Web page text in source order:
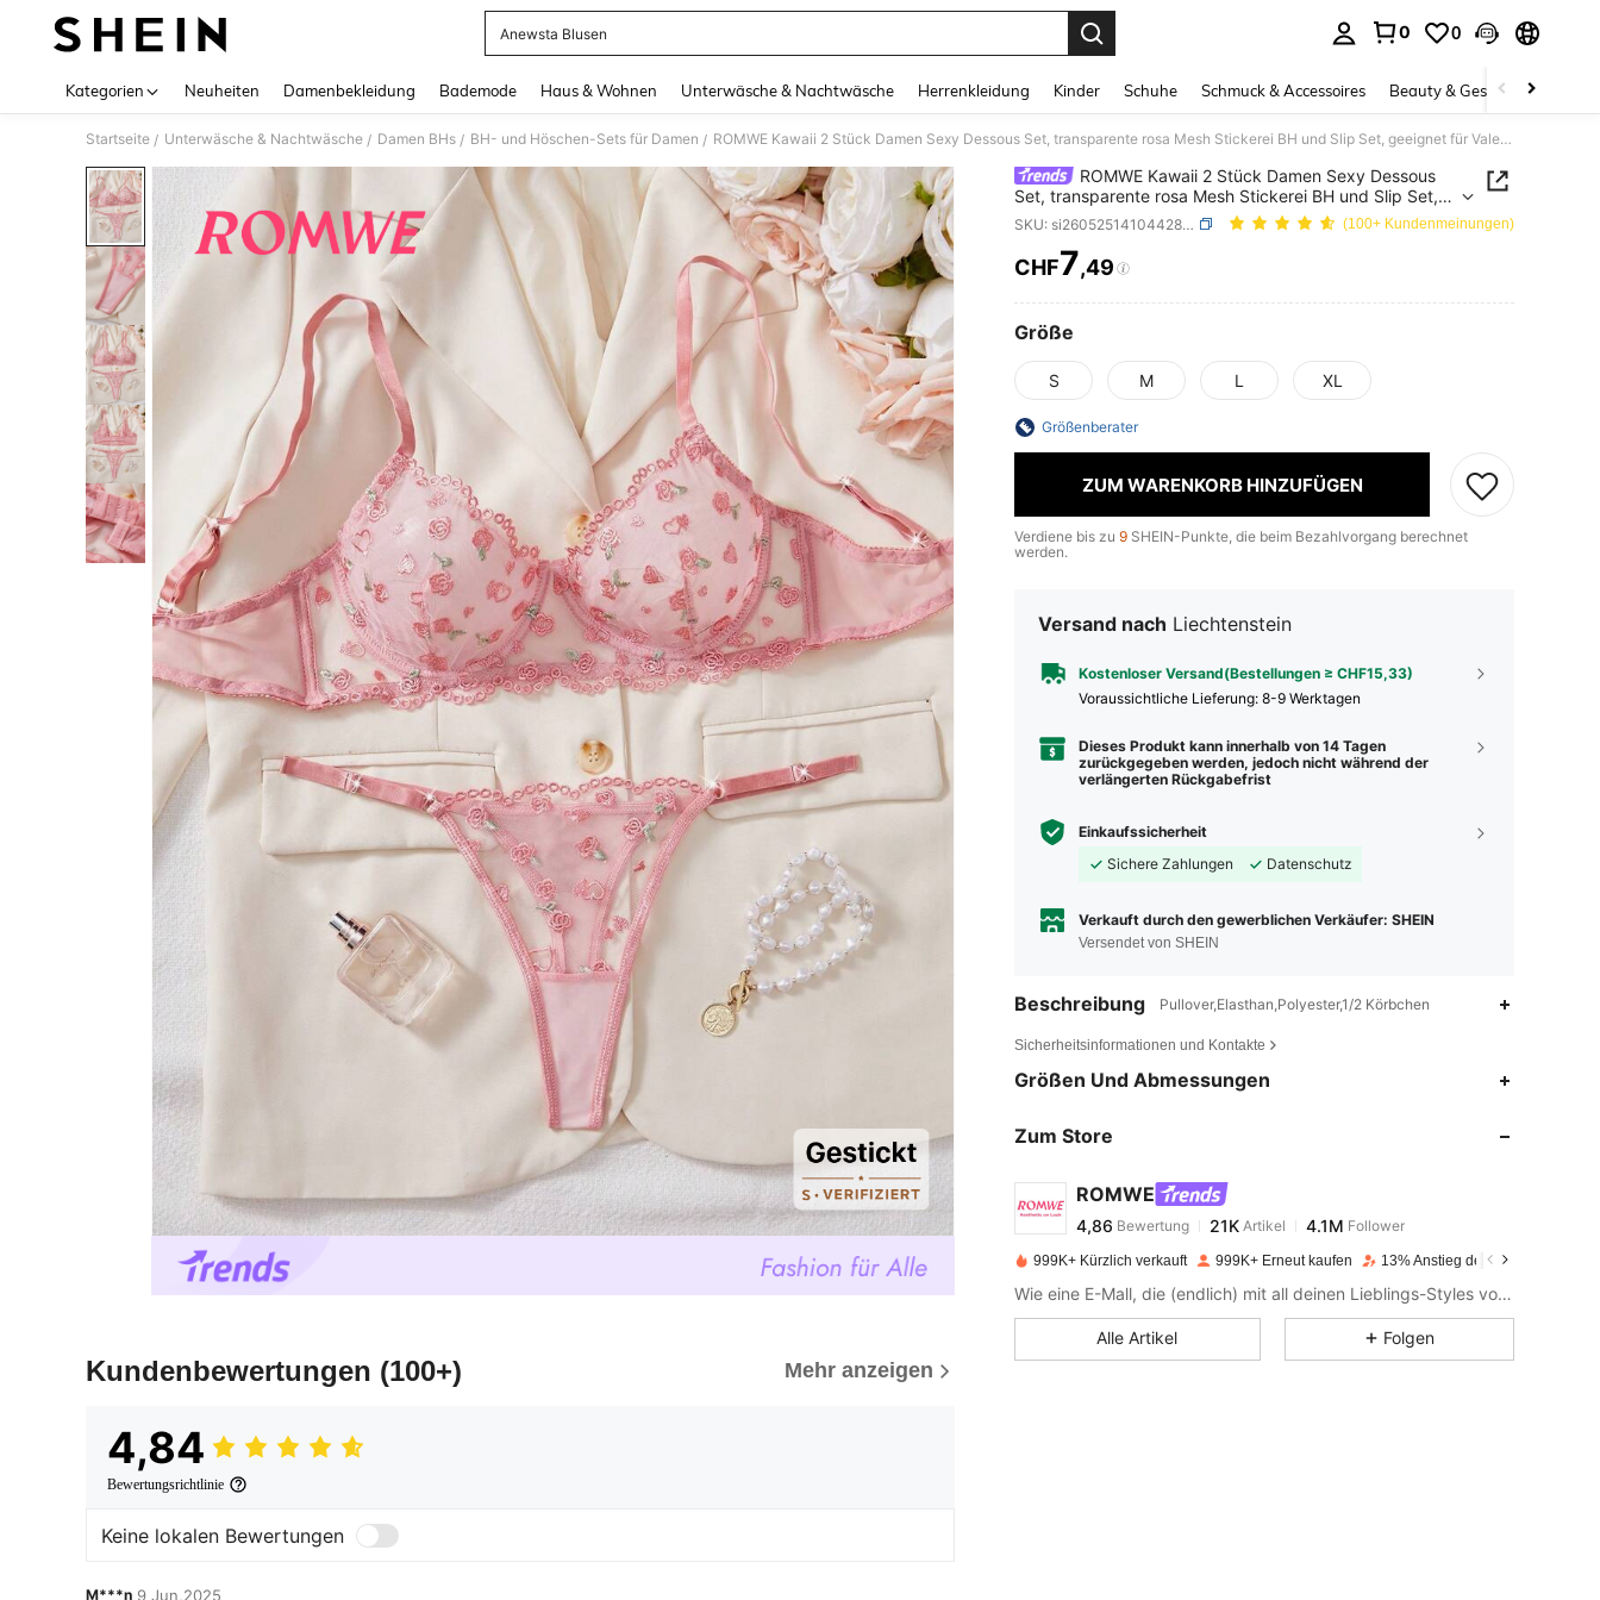
Anewsta Blusen
0 0
Kategorien Neuheiten Damenbekleidung Bademode Haus & Wohnen Unterwäsche & Nachtwäsche Herrenkleidung Kinder Schuhe Schmuck & Accessoires Beauty & Gesundheit
Startseite / Unterwäsche & Nachtwäsche / Damen BHs / BH- und Höschen-Sets für Damen / ROMWE Kawaii 2 Stück Damen Sexy Dessous Set, transparente rosa Mesh Stickerei BH und Slip Set, geeignet für Valentinstag und Dates
Kundenbewertungen (100+) Mehr anzeigen
4,84
Bewertungsrichtlinie
Keine lokalen Bewertungen
M***n 9 Jun,2025
ROMWE Kawaii 2 Stück Damen Sexy Dessous
Set, transparente rosa Mesh Stickerei BH und Slip Set,
geeignet für Valentinstag und Dates
SKU: si260525141044288689666 (100+ Kundenmeinungen)
PRICE AND AVAILABILITY
CHF7,49
Größe
S M L XL
Größenberater
ZUM WARENKORB HINZUFÜGEN
Verdiene bis zu 9 SHEIN-Punkte, die beim Bezahlvorgang berechnet
werden.
Versand nach Liechtenstein
Kostenloser Versand(Bestellungen ≥ CHF15,33)
Voraussichtliche Lieferung: 8-9 Werktagen
Dieses Produkt kann innerhalb von 14 Tagen
zurückgegeben werden, jedoch nicht während der
verlängerten Rückgabefrist
Einkaufssicherheit
Sichere Zahlungen
Datenschutz
Verkauft durch den gewerblichen Verkäufer: SHEIN
Versendet von SHEIN
Beschreibung Pullover,Elasthan,Polyester,1/2 Körbchen
Sicherheitsinformationen und Kontakte
Größen Und Abmessungen
Zum Store
ROMWE
4,86
4,86 Bewertung 21K
n***nbezahltVor 1 Tag
4,86
999K+ Kürzlich verkauft 999K+ Erneut kaufen 13% Anstieg der Follower
Wie eine E-Mall, die (endlich) mit all deinen Lieblings-Styles von Social Media gefüllt ist. Bringe deine Ästhetik auf den Punkt mit ROMWE-Kleidung und -Deko, die du online gesehen - und geliebt - hast, sowie mit all den Dark Pop-Artikeln, von denen du nie wusstest, dass du sie brauchst.
Alle Artikel Folgen